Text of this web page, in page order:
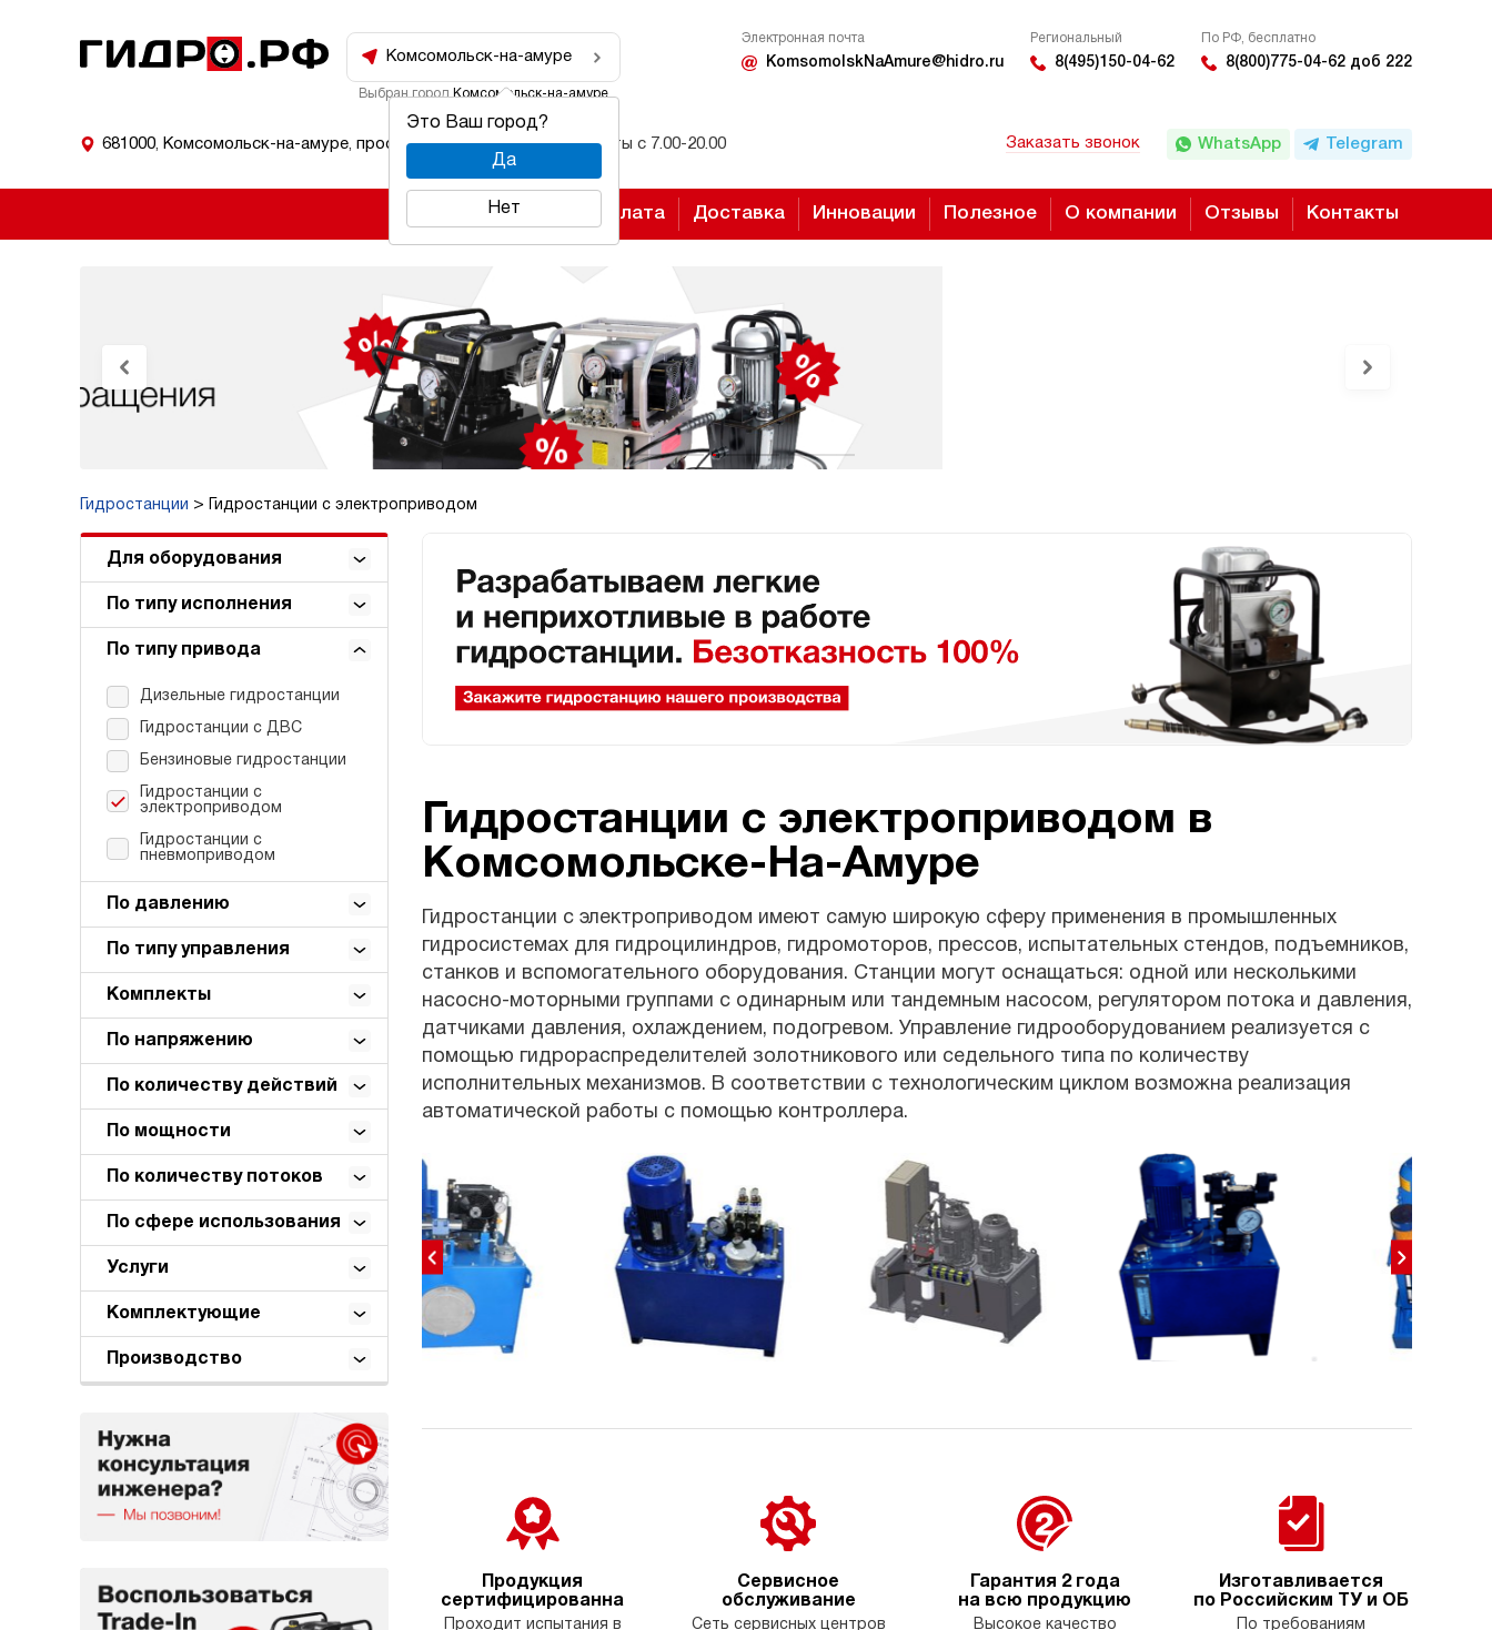
Комсомольск-на-амуре
Это Ваш город?
Да
Нет
Выбран город Комсомольск-на-амуре
Электронная почта
KomsomolskNaAmure@hidro.ru
Региональный
8(495)150-04-62
По РФ, бесплатно
8(800)775-04-62 доб 222
681000 Комсомольск-на-амуре проспект Мира Режим работы с 7.00-20.00 Заказать звонок WhatsApp Telegram
Оплата Доставка Инновации Полезное О компании Отзывы Контакты
Гидростанции Гидростанции с электроприводом
Для оборудования
По типу исполнения
По типу привода
Дизельные гидростанции
Гидростанции с ДВС
Бензиновые гидростанции
Гидростанции с
электроприводом
Гидростанции с
пневмоприводом
По давлению
По типу управления
Комплекты
По напряжению
По количеству действий
По мощности
По количеству потоков
По сфере использования
Услуги
Комплектующие
Производство
Гидростанции с электроприводом в
Комсомольске-На-Амуре
Гидростанции с электроприводом имеют самую широкую сферу применения в промышленных
гидросистемах для гидроцилиндров, гидромоторов, прессов, испытательных стендов, подъемников,
станков и вспомогательного оборудования. Станции могут оснащаться: одной или несколькими
насосно-моторными группами с одинарным или тандемным насосом, регулятором потока и давления,
датчиками давления, охлаждением, подогревом. Управление гидрооборудованием реализуется с
помощью гидрораспределителей золотникового или седельного типа по количеству
исполнительных механизмов. В соответствии с технологическим циклом возможна реализация
автоматической работы с помощью контроллера.
Продукция
сертифицированна
Проходит испытания в
Сервисное
обслуживание
Сеть сервисных центров
Гарантия 2 года
на всю продукцию
Высокое качество
Изготавливается
по Российским ТУ и ОБ
По требованиям